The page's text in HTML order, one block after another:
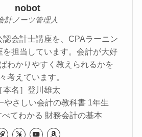
nobot
計ノーツ管理人
会計士講座を、CPAラーニン
を担当しています。会計が大好
わかりやすく教えられるかを
考えています。
［本名］登川雄太
やさしい会計の教科書 1年生
てわかる 財務会計の基本